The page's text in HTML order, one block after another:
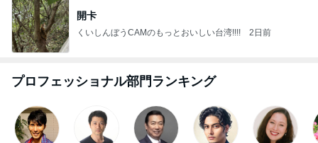
開卡
くいしんぼうCAMのもっとおいしい台湾!!!! 2日前
プロフェッショナル部門ランキング